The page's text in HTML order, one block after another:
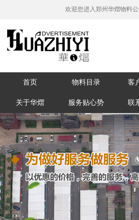
欢迎您进入郑州华熠物料公
首页 物料目录 客
关于华熠 服务贴心势 联